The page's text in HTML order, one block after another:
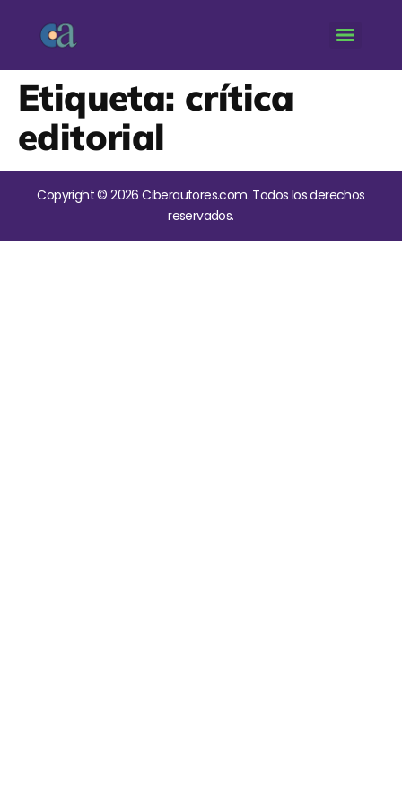
Etiqueta: crítica
editorial
Copyright © 2026 Ciberautores.com. Todos los derechos
reservados.